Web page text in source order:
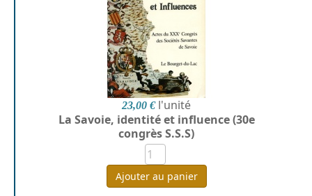
23,00 € l'unité
La Savoie, identité et influence (30e
congrès S.S.S)
Ajouter au panier